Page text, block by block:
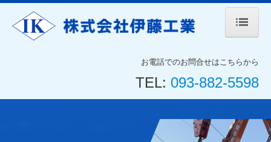
お電話でのお問合せはこちらから
TEL: 093-882-5598